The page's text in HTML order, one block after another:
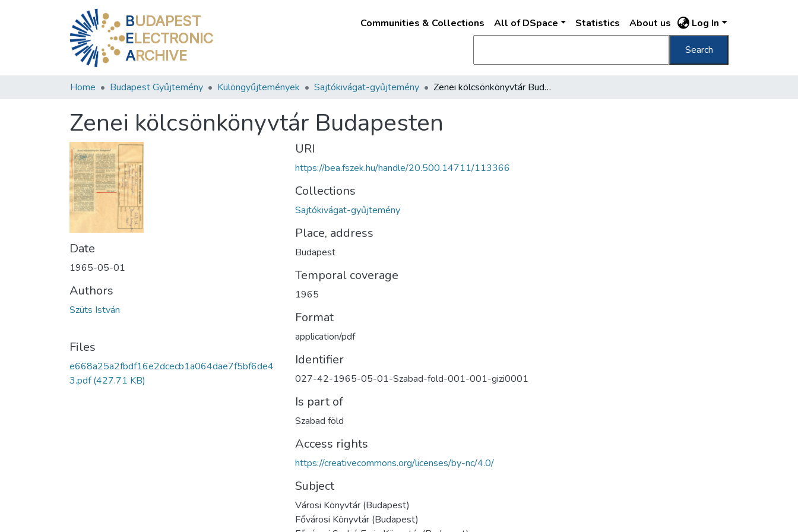
BUDAPEST
ELECTRONIC
ARCHIVE
Communities & Collections All of DSpace Statistics About us Log In
Search
Home Budapest Gyűjtemény Különgyűjtemények Sajtókivágat-gyűjtemény Zenei kölcsönkönyvtár Budapesten
Zenei kölcsönkönyvtár Budapesten
Date
1965-05-01
Authors
Szüts István
Files
e668a25a2fbdf16e2dcecb1a064dae7f5bf6de4
3.pdf(427.71 KB)
URI
https://bea.fszek.hu/handle/20.500.14711/113366
Collections
Sajtókivágat-gyűjtemény
Place, address
Budapest
Temporal coverage
1965
Format
application/pdf
Identifier
027-42-1965-05-01-Szabad-fold-001-001-gizi0001
Is part of
Szabad föld
Access rights
https://creativecommons.org/licenses/by-nc/4.0/
Subject
Városi Könyvtár (Budapest)
Fővárosi Könyvtár (Budapest)